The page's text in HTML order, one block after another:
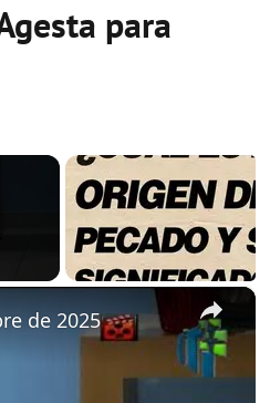
para
×
de 2025